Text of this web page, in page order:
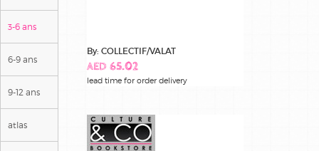
3-6 ans
6-9 ans
9-12 ans
atlas
By: COLLECTIF/VALAT
AED 65.02
lead time for order delivery